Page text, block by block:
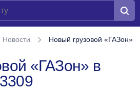
Новости
Новый грузовой «ГАЗон»
«ГАЗон» в